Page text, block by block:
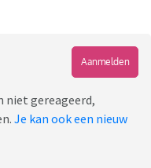
Aanmelden
niet gereageerd,
Je kan ook een nieuw